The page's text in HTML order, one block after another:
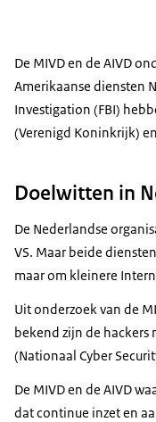
De MIVD en de AIVD
Amerikaanse diensten
Investigation (FBI)
(Verenigd Koninkrijk)
Doelwitten in
De Nederlandse
VS. Maar beide
maar om kleinere
Uit onderzoek van de
bekend zijn de hackers
(Nationaal Cyber
De MIVD en de AIVD
dat continue inzet en